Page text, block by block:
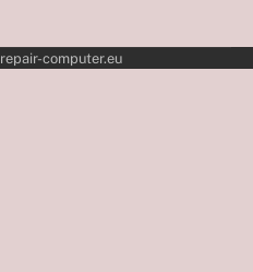
repair-computer.eu